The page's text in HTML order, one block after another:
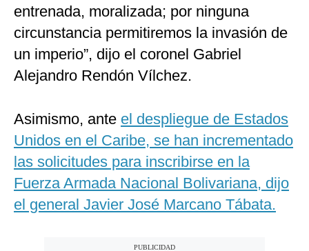
entrenada, moralizada; por ninguna
circunstancia permitiremos la invasión de
un imperio”, dijo el coronel Gabriel
Alejandro Rendón Vílchez.
Asimismo, ante el despliegue de Estados
Unidos en el Caribe, se han incrementado
las solicitudes para inscribirse en la
Fuerza Armada Nacional Bolivariana, dijo
el general Javier José Marcano Tábata.